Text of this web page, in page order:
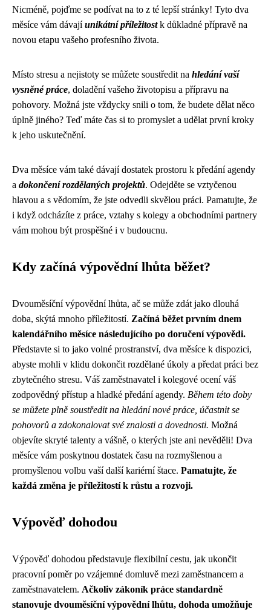
Nicméně, pojďme se podívat na to z té lepší stránky! Tyto dva
měsíce vám dávajíunikátní příležitostk důkladné přípravě na
novou etapu vašeho profesního života.
Místo stresu a nejistoty se můžete soustředit na hledání vaší
vysněné práce, doladění vašeho životopisu a přípravu na
pohovory. Možná jste vždycky snili o tom, že budete dělat něco
úplně jiného? Teď máte čas si to promyslet a udělat první kroky
k jeho uskutečnění.
Dva měsíce vám také dávají dostatek prostoru k předání agendy
a dokončení rozdělaných projektů. Odejděte se vztyčenou
hlavou a s vědomím, že jste odvedli skvělou práci. Pamatujte, že
i když odcházíte z práce, vztahy s kolegy a obchodními partnery
vám mohou být prospěšné i v budoucnu.
Kdy začíná výpovědní lhůta běžet?
Dvouměsíční výpovědní lhůta, ač se může zdát jako dlouhá
doba, skýtá mnoho příležitostí. Začíná běžet prvním dnem
kalendářního měsíce následujícího po doručení výpovědi.
Představte si to jako volné prostranství, dva měsíce k dispozici,
abyste mohli v klidu dokončit rozdělané úkoly a předat práci bez
zbytečného stresu. Váš zaměstnavatel i kolegové ocení váš
zodpovědný přístup a hladké předání agendy. Během této doby
se můžete plně soustředit na hledání nové práce, účastnit se
pohovorů a zdokonalovat své znalosti a dovednosti. Možná
objevíte skryté talenty a vášně, o kterých jste ani nevěděli! Dva
měsíce vám poskytnou dostatek času na rozmyšlenou a
promyšlenou volbu vaší další kariérní štace. Pamatujte, že
každá změna je příležitostí k růstu a rozvoji.
Výpověď dohodou
Výpověď dohodou představuje flexibilní cestu, jak ukončit
pracovní poměr po vzájemné domluvě mezi zaměstnancem a
zaměstnavatelem. Ačkoliv zákoník práce standardně
stanovuje dvouměsíční výpovědní lhůtu, dohoda umožňuje